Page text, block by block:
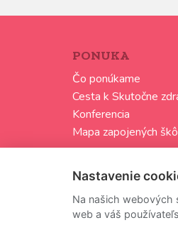
PONUKA
Čo ponúkame
Cesta k Skutočne
Konferencia
Mapa zapojených
Ochrana osobných
Nastavenie
Na našich webových
web a váš